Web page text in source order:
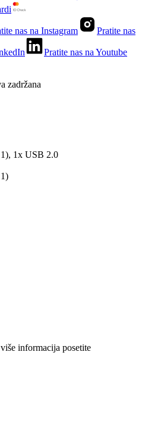
1x USB 2.0
informacija posetite
nas na Instagram Pratite nas
Pratite nas na Youtube
zadržana